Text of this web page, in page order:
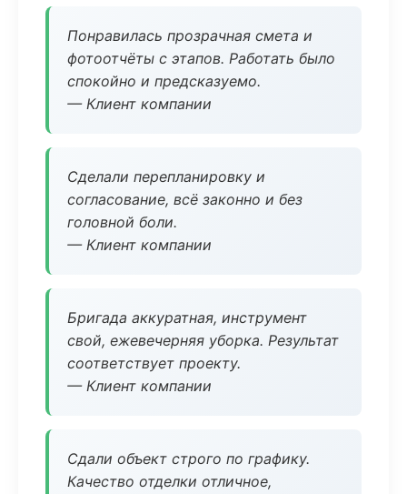
Понравилась прозрачная смета и
фотоотчёты с этапов. Работать было
спокойно и предсказуемо.
— Клиент компании
Сделали перепланировку и
согласование, всё законно и без
головной боли.
— Клиент компании
Бригада аккуратная, инструмент
свой, ежевечерняя уборка. Результат
соответствует проекту.
— Клиент компании
Сдали объект строго по графику.
Качество отделки отличное,